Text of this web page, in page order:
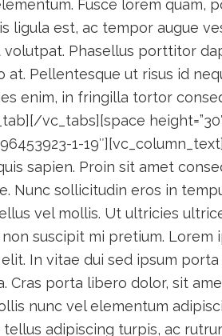
Fusce lorem quam,
ligula est, ac tempor augue
volutpat. Phasellus porttitor
at. Pellentesque ut risus id
enim, in fringilla tortor
vc_tabs][space
1-
sapien. Proin sit amet
Nunc sollicitudin eros in
vel mollis. Ut ultricies
suscipit mi pretium. Lorem
In vitae dui sed ipsum
Cras porta libero dolor, sit
nunc vel elementum
adipiscing turpis, ac